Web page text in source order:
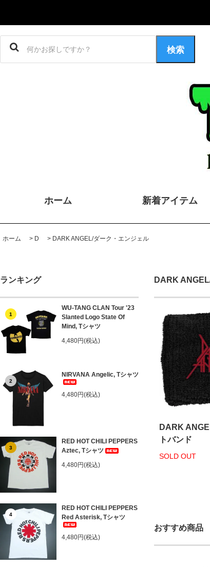
検索
ホーム 新着アイテム
ホーム > D > DARK ANGEL/ダーク・エンジェル
ランキング
1
WU-TANG CLAN Tour '23
Slanted Logo State Of
Mind, Tシャツ
4,480円(税込)
2
NIRVANA Angelic, Tシャツ
4,480円(税込)
3
RED HOT CHILI PEPPERS
Aztec, Tシャツ
4,480円(税込)
4
RED HOT CHILI PEPPERS
Red Asterisk, Tシャツ
4,480円(税込)
DARK
DARK
トバンド
SOLD OUT
おすすめ商品